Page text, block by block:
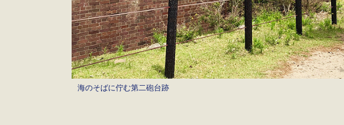
海のそばに佇む第二砲台跡